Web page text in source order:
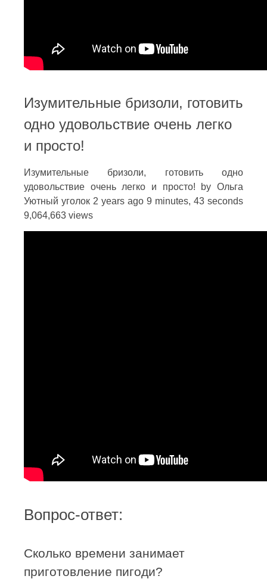
Изумительные бризоли, готовить
одно удовольствие очень легко
и просто!
Изумительные бризоли, готовить одно
удовольствие очень легко и просто! by Ольга
Уютный уголок 2 years ago 9 minutes, 43 seconds
9,064,663 views
Вопрос-ответ:
Сколько времени занимает
приготовление пигоди?